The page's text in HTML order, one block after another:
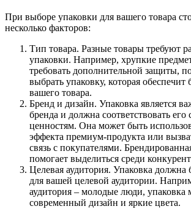
При выборе упаковки для вашего товара
несколько факторов:
Тип товара. Разные товары требуют
упаковки. Например, хрупкие
требовать дополнительной защиты,
выбрать упаковку, которая обеспечит
вашего товара.
Бренд и дизайн. Упаковка является
бренда и должна соответствовать его
ценностям. Она может быть
эффекта премиум-продукта или
связь с покупателями.
помогает выделиться среди
Целевая аудитория. Упаковка должна
для вашей целевой аудитории.
аудитория – молодые люди, упаковка
современный дизайн и яркие цвета.